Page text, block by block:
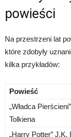
powieści
Na przestrzeni lat
które zdobyły
kilka przykładów:
Powieść
„Władca
Tolkiena
„Harry Potter” J.K.